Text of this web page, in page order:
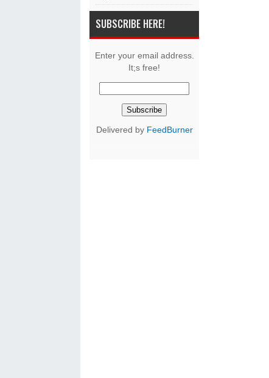
SUBSCRIBE HERE!
Enter your email address.
It;s free!
Delivered by FeedBurner